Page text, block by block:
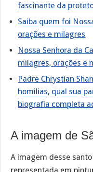
fascinante da
Saiba quem foi
orações e milagres
Nossa Senhora da
milagres, orações e
Padre Chrystian
homilias, qual sua
biografia completa
A imagem de
A imagem desse
representada em